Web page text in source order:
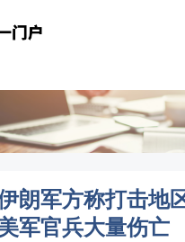
朗军方称打击地
军官兵大量伤亡